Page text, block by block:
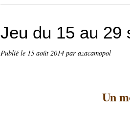
Jeu du 15 au 29
Publié le 15 août 2014 par azacamopol
Un